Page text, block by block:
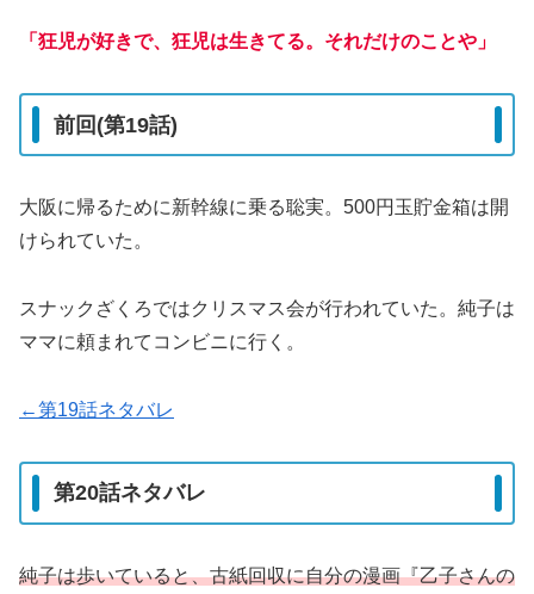
「狂児が好きで、狂児は生きてる。それだけのことや」
前回(第19話)
大阪に帰るために新幹線に乗る聡実。500円玉貯金箱は開
けられていた。
スナックざくろではクリスマス会が行われていた。純子は
ママに頼まれてコンビニに行く。
←第19話ネタバレ
第20話ネタバレ
純子は歩いていると、古紙回収に自分の漫画『乙子さんの